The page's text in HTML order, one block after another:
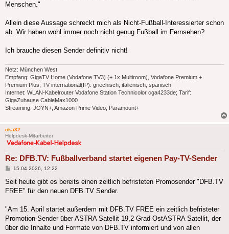
Menschen."
Allein diese Aussage schreckt mich als Nicht-Fußball-Interessierter schon
ab. Wir haben wohl immer noch nicht genug Fußball im Fernsehen?
Ich brauche diesen Sender definitiv nicht!
Netz: München West
Empfang: GigaTV Home (Vodafone TV3) (+ 1x Multiroom), Vodafone Premium +
Premium Plus; TV international(IP): griechisch, italienisch, spanisch
Internet: WLAN-Kabelrouter Vodafone Station Technicolor cga4233de; Tarif:
GigaZuhause CableMax1000
Streaming: JOYN+, Amazon Prime Video, Paramount+
cka82
Helpdesk-Mitarbeiter
Re: DFB.TV: Fußballverband startet eigenen Pay-TV-Sender
Beitrag
15.04.2026, 12:22
Seit heute gibt es bereits einen zeitlich befristeten Promosender "DFB.TV
FREE" für den neuen DFB.TV Sender.
"Am 15. April startet außerdem mit DFB.TV FREE ein zeitlich befristeter
Promotion-Sender über ASTRA Satellit 19,2 Grad OstASTRA Satellit, der
über die Inhalte und Formate von DFB.TV informiert und von allen